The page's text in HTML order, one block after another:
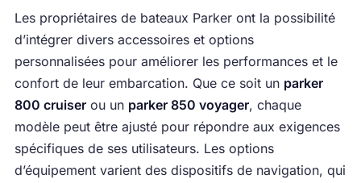
Les propriétaires de bateaux Parker ont la possibilité
d’intégrer divers accessoires et options
personnalisées pour améliorer les performances et le
confort de leur embarcation. Que ce soit un parker
800 cruiserou un parker 850 voyager, chaque
modèle peut être ajusté pour répondre aux exigences
spécifiques de ses utilisateurs. Les options
d’équipement varient des dispositifs de navigation, qui